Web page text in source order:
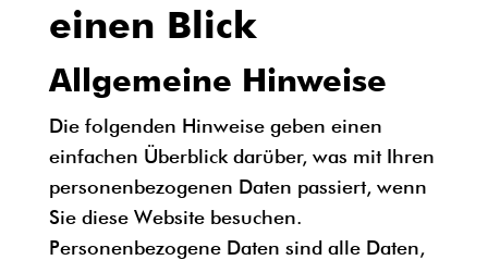
einen Blick
Allgemeine Hinweise
Die folgenden Hinweise geben einen
einfachen Überblick darüber, was mit Ihren
personenbezogenen Daten passiert, wenn
Sie diese Website besuchen.
Personenbezogene Daten sind alle Daten,